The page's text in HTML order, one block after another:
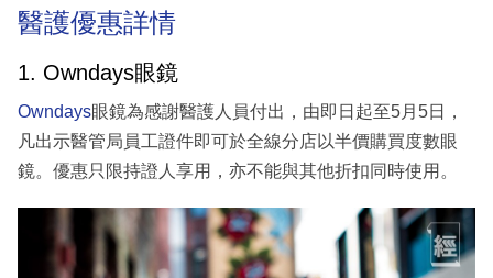
醫護優惠詳情
1. Owndays眼鏡
Owndays眼鏡為感謝醫護人員付出，由即日起至5月5日，
凡出示醫管局員工證件即可於全線分店以半價購買度數眼
鏡。優惠只限持證人享用，亦不能與其他折扣同時使用。